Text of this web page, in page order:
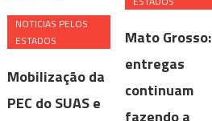
NOTICIAS PELOS
ESTADOS
Mobilização da
PEC do SUAS e
Mato Grosso:
entregas
continuam